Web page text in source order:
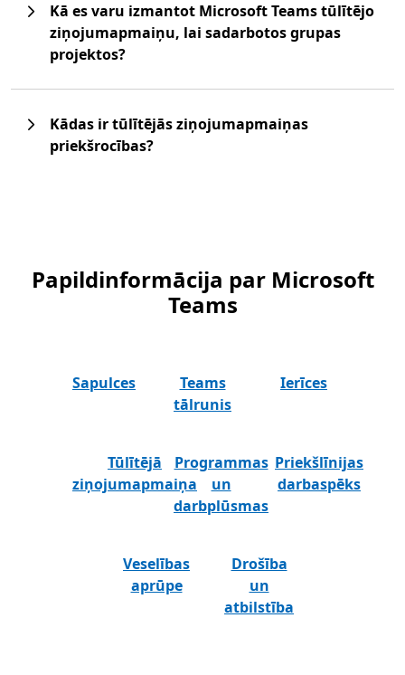
Kā es varu izmantot Microsoft Teams tūlītējo
ziņojumapmaiņu, lai sadarbotos grupas
projektos?
Kādas ir tūlītējās ziņojumapmaiņas
priekšrocības?
Papildinformācija par Microsoft
Teams
Sapulces
Teams
tālrunis
Ierīces
Tūlītējā
ziņojumapmaiņa
Programmas
un
darbplūsmas
Priekšlīnijas
darbaspēks
Veselības
aprūpe
Drošība
un
atbilstība